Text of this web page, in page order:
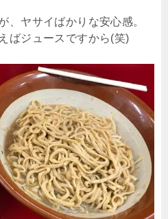
、ヤサイばかりな安心感。
ばジュースですから(笑)